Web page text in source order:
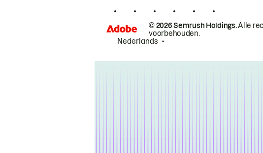
© 2026 Semrush Holdings.Alle
voorbehouden.
Nederlands